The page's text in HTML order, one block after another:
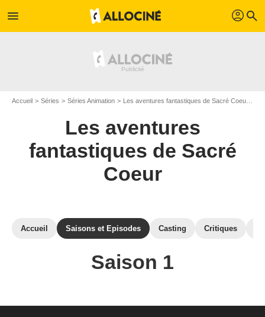
menu profil search
Accueil Séries Séries Animation Les aventures fantastiques de Sacré Coeur
Les aventures
fantastiques de Sacré
Coeur
Accueil Saisons et Episodes Casting Critiques
Saison 1